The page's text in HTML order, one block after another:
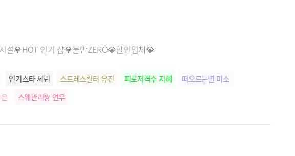
설💎HOT 인기 샵💎불만ZERO💎할인업체💎
인기스타 세린 스트레스킬러 유진 피로저격수 지혜
떠오르는별 미소
스웨관리짱 연우